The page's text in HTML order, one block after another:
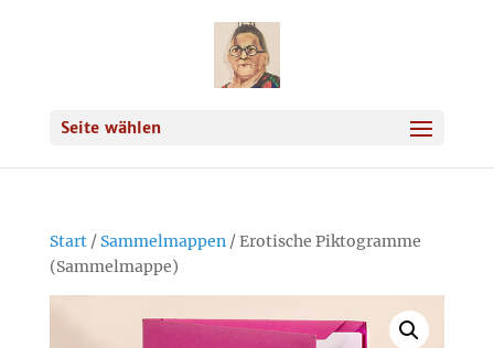
Seite wählen
Start/ Sammelmappen/ Erotische Piktogramme
(Sammelmappe)